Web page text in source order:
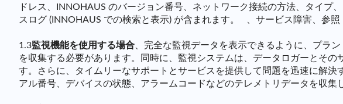
ドレス、INNOHAUS のバージョン番号、ネットワーク接続の方法、タイ
スログ (INNOHAUS での検索と表示) が含まれます。 、サービス障害、参照
1.3監視機能を使用する場合 、完全な監視データを表示できるように、プラ
を収集する必要があります。同時に、監視システムは、データロガーとそ
す。さらに、タイムリーなサポートとサービスを提供して問題を迅速に解
アル番号、デバイスの状態、アラームコードなどのテレメトリデータを収集